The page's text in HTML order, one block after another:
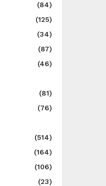
(84)
(125)
(34)
(87)
(46)
(81)
(76)
(514)
(164)
(106)
(23)